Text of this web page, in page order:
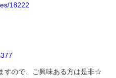
18222
すので、ご興味ある方は是非☆